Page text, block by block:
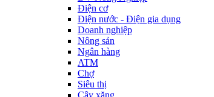
Điện cơ
Điện nước - Điện gia dụng
Doanh nghiệp
Nông sản
Ngân hàng
ATM
Chợ
Siêu thị
Cây xăng